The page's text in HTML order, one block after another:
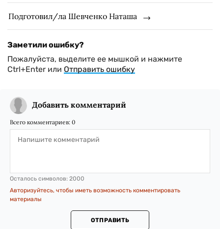
Подготовил/ла Шевченко Наташа
Заметили ошибку?
Пожалуйста, выделите ее мышкой и нажмите
Ctrl+Enter или Отправить ошибку
Добавить комментарий
Всего комментариев: 0
Осталось символов: 2000
Авторизуйтесь, чтобы иметь возможность комментировать
материалы
ОТПРАВИТЬ